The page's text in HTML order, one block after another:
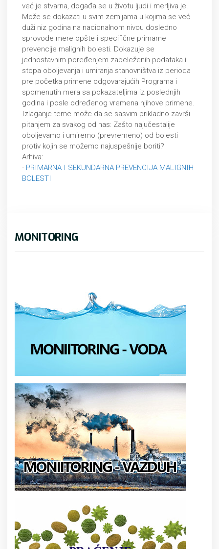
već je stvarna, događa se u životu ljudi i merljiva je.
Može se dokazati u svim zemljama u kojima se već
duži niz godina na nacionalnom nivou dosledno
sprovode mere opšte i specifične primarne
prevencije malignih bolesti. Dokazuje se
jednostavnim poređenjem zabeleženih podataka i
stopa oboljevanja i umiranja stanovništva iz perioda
pre početka primene odgovarajućih Programa i
spomenutih mera sa pokazateljima iz poslednjih
godina i posle određenog vremena njihove primene.
Izlaganje teme može da se sasvim prikladno završi
pitanjem za svakog od nas: Zašto najučestalije
oboljevamo i umiremo (prevremeno) od bolesti
protiv kojih se možemo najuspešnije boriti?
Arhiva:
- PRIMARNA I SEKUNDARNA PREVENCIJA MALIGNIH
BOLESTI
MONITORING